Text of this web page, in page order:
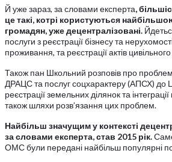
Й уже зараз, за словами експерта,
це такі, котрі користуються
громадян, уже децентралізовані.
послуги з реєстрації бізнесу та
проживання, та реєстрації актів
Також пан Школьний розповів про
ДРАЦС та послуг соцхарактеру (АПСХ) до
реєстрації земельних ділянок та
також шляхи розв’язання цих проблем.
Найбільш значущим у контексті
за словами експерта, став 2015 рік.
ОМС були передані найбільш популярні